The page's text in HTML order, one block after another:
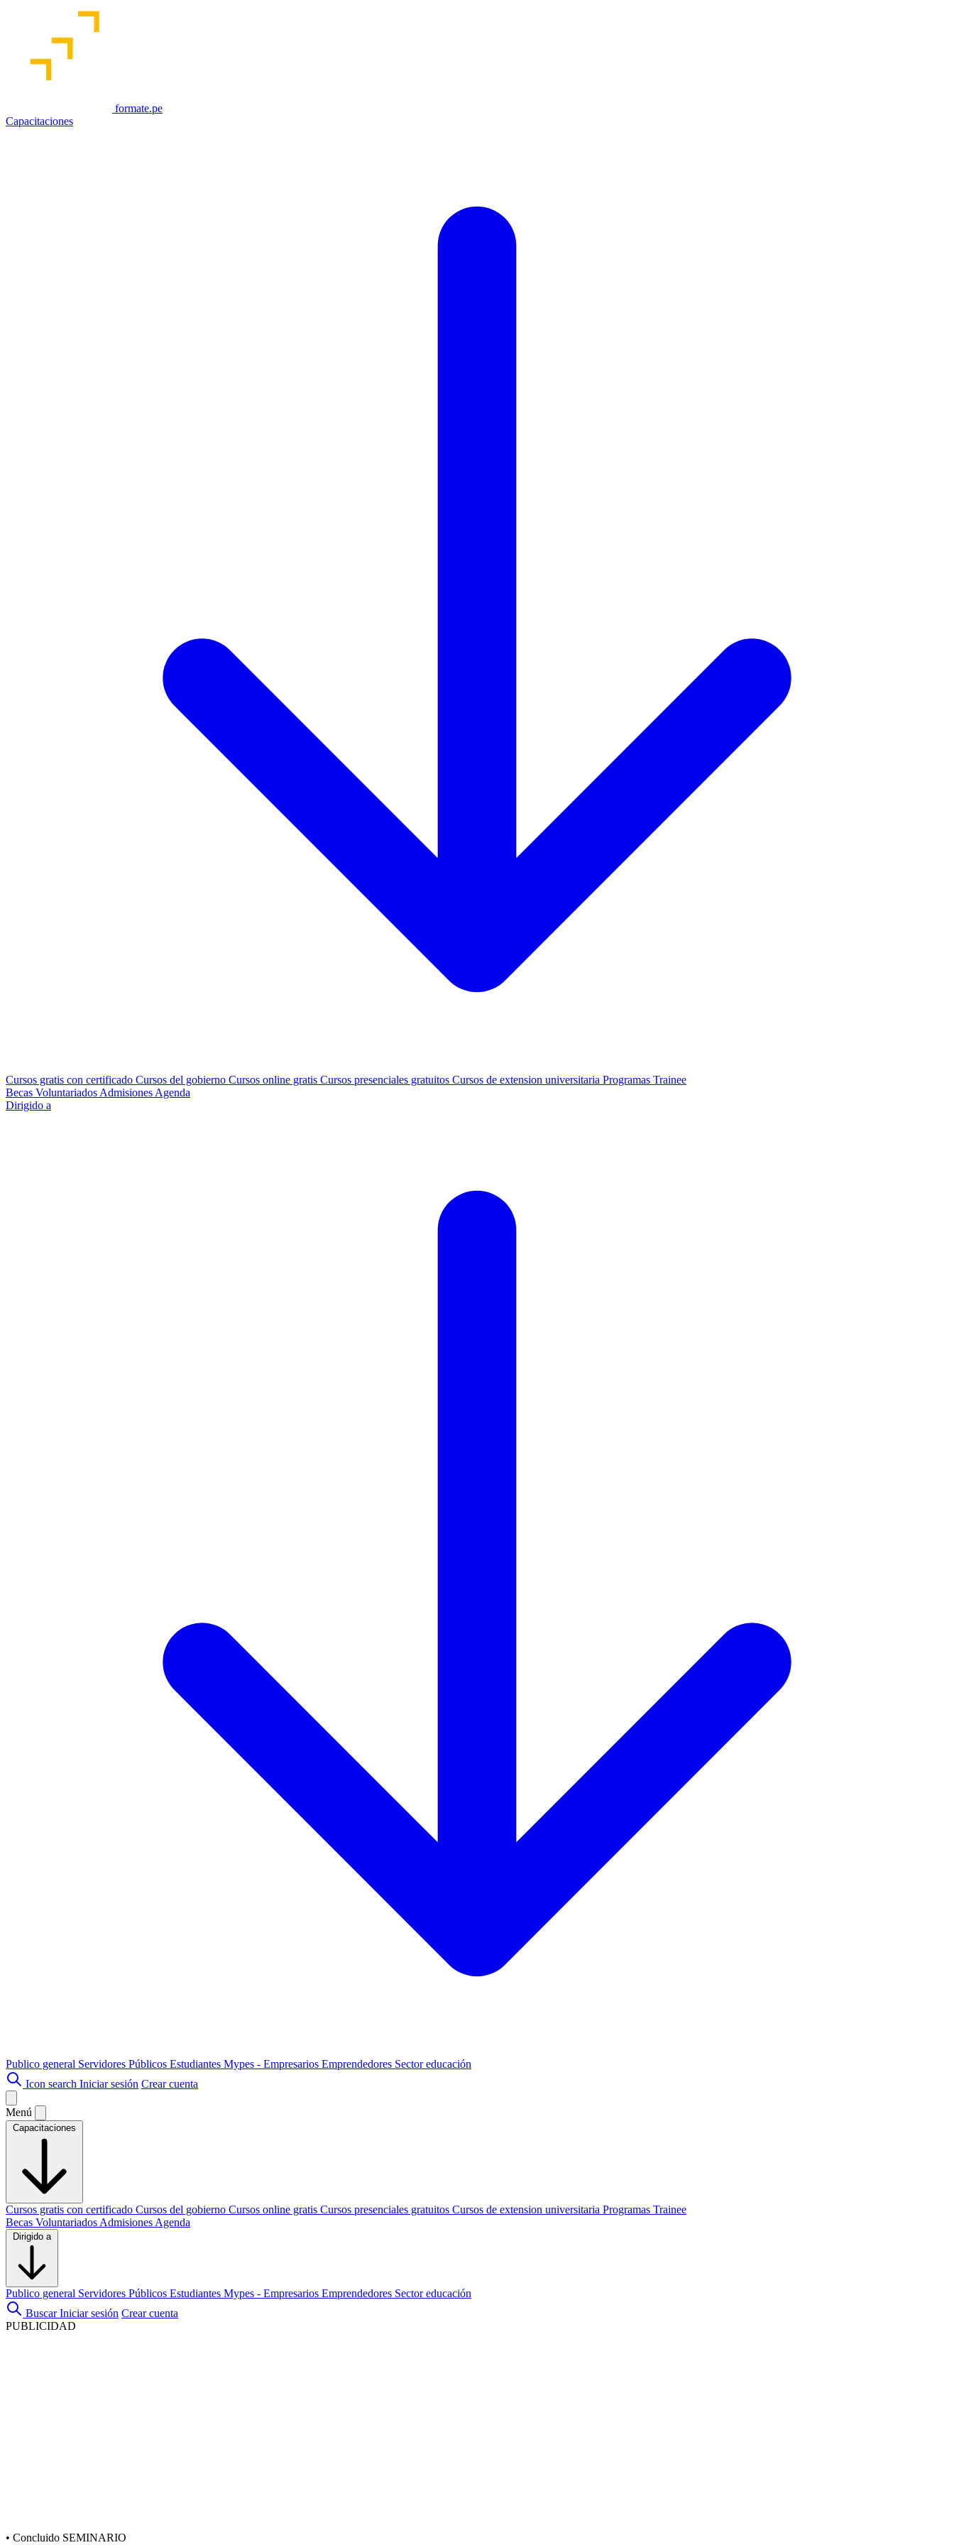
formate.pe
Capacitaciones
Cursos gratis con certificado Cursos del gobierno Cursos online gratis Cursos presenciales gratuitos Cursos de extension universitaria Programas Trainee
Becas Voluntariados Admisiones Agenda
Dirigido a
Publico general Servidores Públicos Estudiantes Mypes - Empresarios Emprendedores Sector educación
Icon search Iniciar sesión Crear cuenta
Menú
Capacitaciones
Cursos gratis con certificado Cursos del gobierno Cursos online gratis Cursos presenciales gratuitos Cursos de extension universitaria Programas Trainee
Becas Voluntariados Admisiones Agenda
Dirigido a
Publico general Servidores Públicos Estudiantes Mypes - Empresarios Emprendedores Sector educación
Buscar Iniciar sesión Crear cuenta
PUBLICIDAD
• Concluido SEMINARIO